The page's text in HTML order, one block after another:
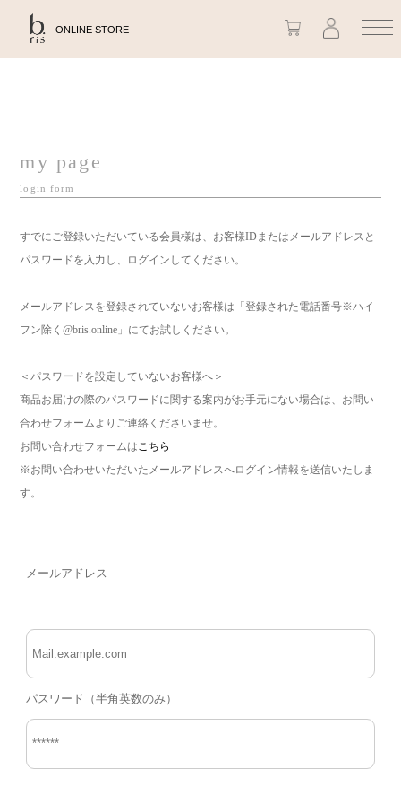
ONLINE STORE
my page
login form
すでにご登録いただいている会員様は、お客様IDまたはメールアドレスと
パスワードを入力し、ログインしてください。
メールアドレスを登録されていないお客様は「登録された電話番号※ハイ
フン除く@bris.online」にてお試しください。
＜パスワードを設定していないお客様へ＞
商品お届けの際のパスワードに関する案内がお手元にない場合は、お問い
合わせフォームよりご連絡くださいませ。
お問い合わせフォームはこちら
※お問い合わせいただいたメールアドレスへログイン情報を送信いたしま
す。
メールアドレス
パスワード（半角英数のみ）